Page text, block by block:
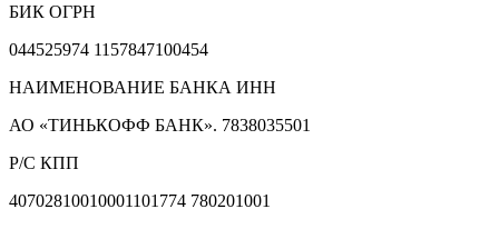
БИК ОГРН
044525974 1157847100454
НАИМЕНОВАНИЕ БАНКА ИНН
АО «ТИНЬКОФФ БАНК». 7838035501
Р/С КПП
40702810010001101774 780201001